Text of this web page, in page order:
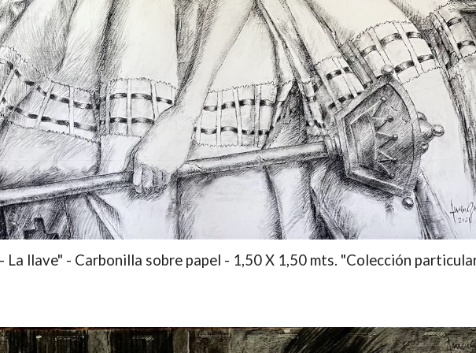
llave" - Carbonilla sobre papel - 1,50 X 1,50 mts. "Colección